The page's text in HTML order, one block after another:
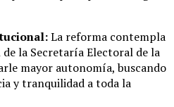
La reforma contempla
la Secretaría Electoral de la
mayor autonomía, buscando
y tranquilidad a toda la